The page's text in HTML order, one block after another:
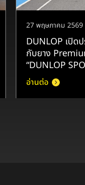
27 พฤษภาคม 2569
DUNLOP เปิด
กับยาง
“DUNLOP
อ่านต่อ